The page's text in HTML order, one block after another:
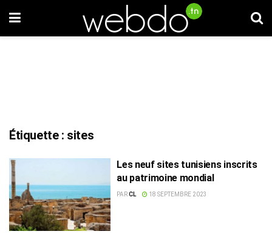
Étiquette : sites
Les neuf sites tunisiens inscrits
au patrimoine mondial
PARCL 18 SEPTEMBRE 2023